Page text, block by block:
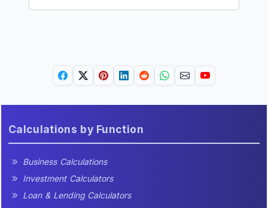
Calculations by Function
Business Calculations
Investment Calculators
Loan & Lending Calculators